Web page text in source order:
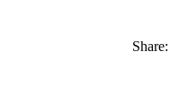
Share: